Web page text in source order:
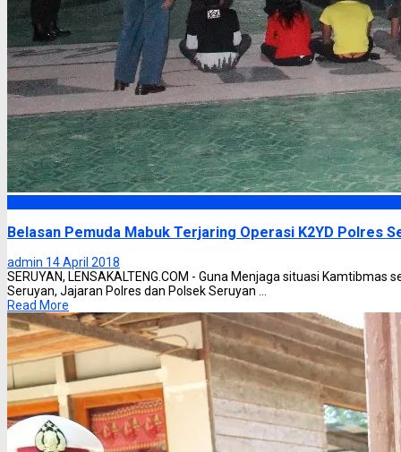
Belasan Pemuda Mabuk Terjaring Operasi K2YD Polres
admin 14 April 2018
SERUYAN, LENSAKALTENG.COM - Guna Menjaga situasi
Seruyan, Jajaran Polres dan Polsek Seruyan ...
Read More